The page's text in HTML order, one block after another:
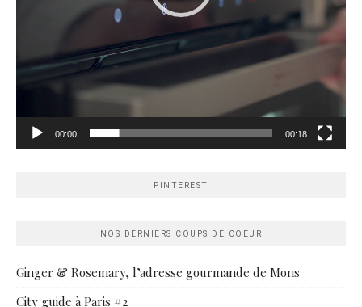
00:00 00:18
PINTEREST
NOS DERNIERS COUPS DE COEUR
Ginger & Rosemary, l’adresse gourmande de Mons
City guide à Paris #2